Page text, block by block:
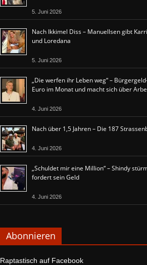
5. Juni 2026
Nach Ikkimel Diss – Manuellsen gibt
und Loredana
5. Juni 2026
„Die werfen ihr Leben weg“ –
Euro im Monat und macht sich über
4. Juni 2026
Nach über 1,5 Jahren – Die 187
4. Juni 2026
„Schuldet mir eine Million“ – Shindy
fordert sein Geld
4. Juni 2026
Abonnieren
Raptastisch auf Facebook